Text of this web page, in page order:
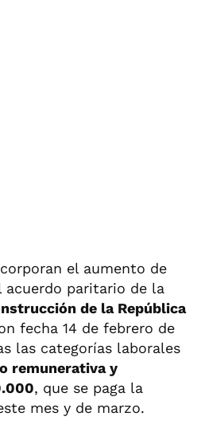
el aumento de
acuerdo paritario de la
de la República
fecha 14 de febrero de
las categorías laborales
remunerativa y
, que se paga la
mes y de marzo.